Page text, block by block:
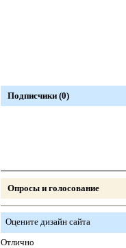
Подписчики (0)
Опросы и голосование
Оцените дизайн сайта
Отлично